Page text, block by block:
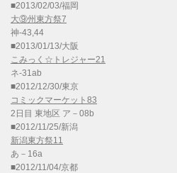
■2013/02/03/福岡
大⑨州東方祭7
神-43,44
■2013/01/13/大阪
こみっく☆トレジャー21
ネ-31ab
■2012/12/30/東京
コミックマーケット83
2日目 東地区 ア－08b
■2012/11/25/新潟
新潟東方祭11
あ－16a
■2012/11/04/京都